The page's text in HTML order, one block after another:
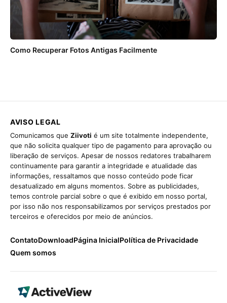
Como Recuperar Fotos Antigas Facilmente
AVISO LEGAL
Comunicamos que Ziivoti é um site totalmente independente,
que não solicita qualquer tipo de pagamento para aprovação ou
liberação de serviços. Apesar de nossos redatores trabalharem
continuamente para garantir a integridade e atualidade das
informações, ressaltamos que nosso conteúdo pode ficar
desatualizado em alguns momentos. Sobre as publicidades,
temos controle parcial sobre o que é exibido em nosso portal,
por isso não nos responsabilizamos por serviços prestados por
terceiros e oferecidos por meio de anúncios.
ContatoDownloadPágina InicialPolítica de Privacidade
Quem somos